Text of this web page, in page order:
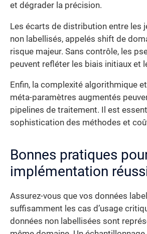
et dégrader la précision.
Les écarts de distribution entre les
non labellisés, appelés shift de
risque majeur. Sans contrôle, les
peuvent refléter les biais initiaux et
Enfin, la complexité algorithmique
méta-paramètres augmentés
pipelines de traitement. Il est
sophistication des méthodes et
Bonnes pratiques
implémentation
Assurez-vous que vos données
suffisamment les cas d’usage
données non labellisées sont